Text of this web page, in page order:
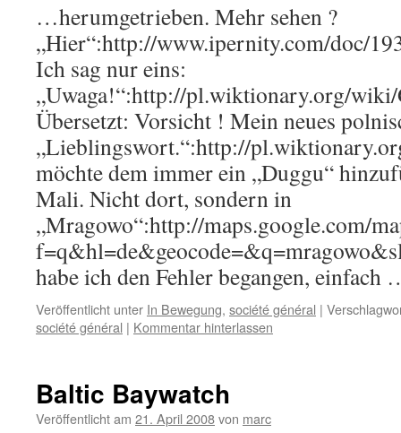
…herumgetrieben. Mehr sehen ?
„Hier“:http://www.ipernity.com/doc/
Ich sag nur eins:
„Uwaga!“:http://pl.wiktionary.org/
Übersetzt: Vorsicht ! Mein neues
„Lieblingswort.“:http://
möchte dem immer ein „Duggu“
Mali. Nicht dort, sondern in
„Mragowo“:http://maps.google.com/
habe ich den Fehler begangen,
Veröffentlicht unter In Bewegung, société général |
société général | Kommentar hinterlassen
Baltic Baywatch
Veröffentlicht am 21. April 2008von marc